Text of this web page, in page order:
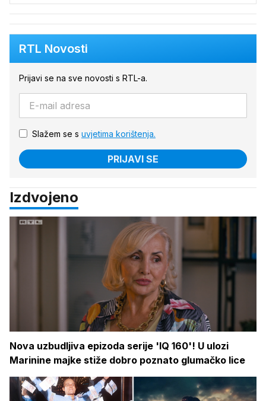
RTL Novosti
Prijavi se na sve novosti s RTL-a.
Slažem se s uvjetima korištenja.
PRIJAVI SE
Izdvojeno
Nova uzbudljiva epizoda serije 'IQ 160'! U ulozi
Marinine majke stiže dobro poznato glumačko lice